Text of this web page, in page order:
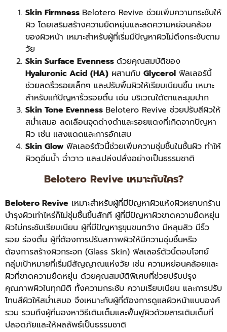
Skin Firmness Belotero Revive ช่วยเพิ่มความกระชับให้
ผิว โดยเสริมสร้างความยืดหยุ่นและลดความหย่อนคล้อย
ของผิวหน้า เหมาะสำหรับผู้ที่เริ่มมีปัญหาผิวไม่ตึงกระชับตาม
วัย
Skin Surface Evenness ด้วยคุณสมบัติของ
Hyaluronic Acid (HA) ผสานกับ Glycerol ฟิลเลอร์นี้
ช่วยลดริ้วรอยเล็กๆ และปรับพื้นผิวให้เรียบเนียนขึ้น เหมาะ
สำหรับแก้ปัญหาริ้วรอยตื้น เช่น บริเวณใต้ตาและมุมปาก
Skin Tone Evenness Belotero Revive ช่วยปรับสีผิวให้
สม่ำเสมอ ลดเลือนจุดด่างดำและรอยแดงที่เกิดจากปัญหา
ผิว เช่น แสงแดดและการอักเสบ
Skin Glow ฟิลเลอร์ตัวนี้ช่วยเพิ่มความชุ่มชื้นในชั้นผิว ทำให้
ผิวดูอิ่มน้ำ ฉ่ำวาว และเปล่งปลั่งอย่างเป็นธรรมชาติ
Belotero Revive เหมาะกับใคร?
Belotero Revive เหมาะสำหรับผู้ที่มีปัญหาผิวแห้งผิวหยาบกร้าน
บำรุงผิวเท่าไหร่ก็ไม่ชุ่มชื้นขึ้นสักที ผู้ที่มีปัญหาผิวขาดความยืดหยุ่น
ผิวไม่กระชับเรียบเนียน ผู้ที่มีปัญหารูขุมขนกว้าง มีหลุมสิว มีริ้ว
รอย ร่องตื้น ผู้ที่ต้องการปรับสภาพผิวให้มีความชุ่มชื้นหรือ
ต้องการสร้างผิวกระจก (Glass Skin) ฟิลเลอร์ตัวนี้ตอบโจทย์
กลุ่มเป้าหมายที่เริ่มมีสัญญาณแห่งวัย เช่น ความหย่อนคล้อยและ
ผิวที่ขาดความยืดหยุ่น ด้วยคุณสมบัติพิเศษที่ช่วยปรับปรุง
คุณภาพผิวในทุกมิติ ทั้งความกระชับ ความเรียบเนียน และการปรับ
โทนสีผิวให้สม่ำเสมอ จึงเหมาะกับผู้ที่ต้องการดูแลผิวหน้าแบบองค์
รวม รวมถึงผู้ที่มองหาวิธีเติมเต็มและฟื้นฟูผิวด้วยสารเติมเต็มที่
ปลอดภัยและให้ผลลัพธ์เป็นธรรมชาติ